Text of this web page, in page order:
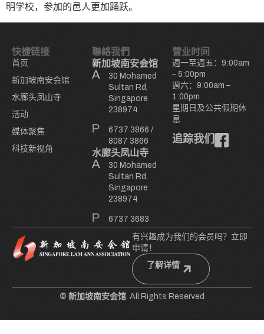
明学校，参加的邑人更加踊跃。
快捷链接
首页
新加坡南安会馆
水廊头凤山寺
活动
媒体聚焦
科技新视角
聯絡我們
新加坡南安会馆
30 Mohamed
Sultan Rd,
Singapore
238974
6737 3866 /
8087 3866
水廊头凤山寺
30 Mohamed
Sultan Rd,
Singapore
238974
6737 3683
营业时间
週一至週五：9:00am
– 5:00pm
週六：9:00am –
1:00pm
星期日及公共假期休
息
追踪我们
有兴趣成为我们的会员吗？立即
申请！
了解详情
© 新加坡南安会馆 . All Rights Reserved